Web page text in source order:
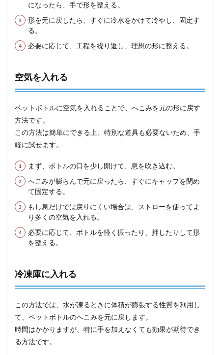
になったら、手で形を整える。
形を元に戻したら、すぐに冷水をかけて冷やし、固定す
る。
必要に応じて、工程を繰り返し、理想の形に整える。
空気を入れる
ペットボトルに空気を入れることで、へこみを元の形に戻す
方法です。
この方法は簡単にできる上、特別な道具も必要ないため、手
軽に試せます。
まず、ボトルの口を少し開けて、息を吹き込む。
へこみが膨らんで元に戻ったら、すぐにキャップを閉め
て固定する。
もし息だけでは戻りにくい場合は、ストローを使ってよ
り多くの空気を入れる。
必要に応じて、ボトルを軽く振ったり、押したりして形
を整える。
冷凍庫に入れる
この方法では、水が凍るときに体積が膨張する性質を利用し
て、ペットボトルのへこみを元に戻します。
時間はかかりますが、特に手を加えなくても効果が期待でき
る方法です。